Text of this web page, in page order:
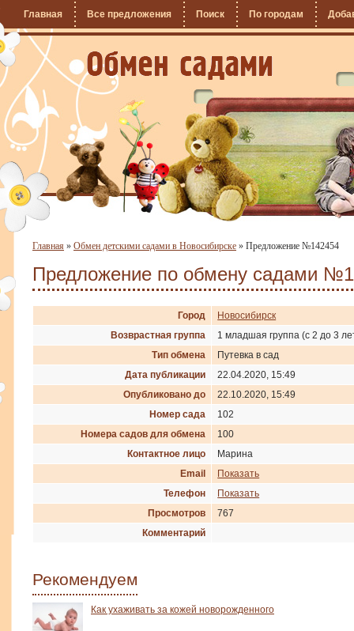
Главная Все предложения Поиск По городам
Главная » Обмен детскими садами в Новосибирске » Предложение №142454
Предложение по обмену садами
Город
Новосибирск
Возврастная группа
1 младшая группа (с 2 до 3
Тип обмена
Путевка в сад
Дата публикации
22.04.2020, 15:49
Опубликовано до
22.10.2020, 15:49
Номер сада
102
Номера садов для обмена
100
Контактное лицо
Марина
Email
Показать
Телефон
Показать
Просмотров
767
Комментарий
Рекомендуем
Как ухаживать за кожей новорожденного